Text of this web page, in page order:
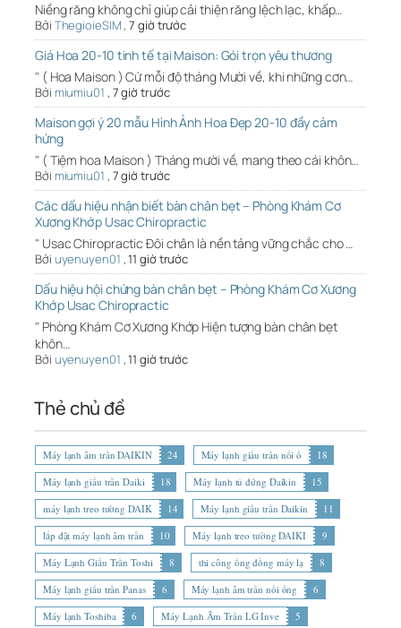
Niềng răng không chỉ giúp cải thiện răng lệch lạc, khấp…
Bởi ThegioieSIM,7 giờ trước
Giá Hoa 20-10 tinh tế tại Maison: Gói trọn yêu thương
" ( Hoa Maison ) Cứ mỗi độ tháng Mười về, khi những cơn…
Bởi miumiu01 , 7 giờ trước
Maison gợi ý 20 mẫu Hình Ảnh Hoa Đẹp 20-10 đầy cảm
hứng
" ( Tiệm hoa Maison ) Tháng mười về, mang theo cái khôn…
Bởi miumiu01 , 7 giờ trước
Các dấu hiệu nhận biết bàn chân bẹt – Phòng Khám Cơ
Xương Khớp Usac Chiropractic
" Usac Chiropractic Đôi chân là nền tảng vững chắc cho …
Bởi uyenuyen01 ,11 giờ trước
Dấu hiệu hội chứng bàn chân bẹt – Phòng Khám Cơ Xương
Khớp Usac Chiropractic
" Phòng Khám Cơ Xương Khớp Hiện tượng bàn chân bẹt
khôn…
Bởi uyenuyen01 ,11 giờ trước
Thẻ chủ đề
Máy lạnh âm trần DAIKIN 24 Máy lạnh giấu trần nối ố
18
Máy lạnh giấu trần Daiki
18 Máy lạnh tủ đứng Daikin
15
máy lạnh treo tường DAIK
14 Máy lạnh giấu trần Daikin
11
lắp đặt máy lạnh âm trần
10 Máy lạnh treo tường DAIKI
9
Máy Lạnh Giấu Trần Toshi
8 thi công ống đồng máy lạ
8
Máy lạnh giấu trần Panas
6 Máy lạnh âm trần nối ống
6
Máy lạnh Toshiba
6 Máy Lạnh Âm Trần LG Inve
5